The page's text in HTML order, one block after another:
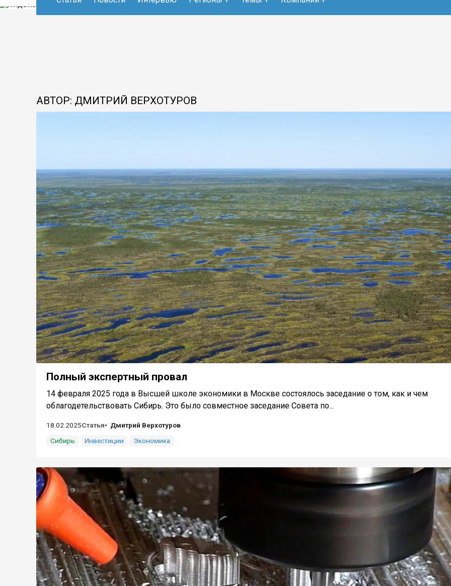
АВТОР: ДМИТРИЙ ВЕРХОТУРОВ
Полный экспертный провал
14 февраля 2025 года в Высшей школе экономики в Москве состоялось заседание о том, как и чем
облагодетельствовать Сибирь. Это было совместное заседание Совета по...
18.02.2025Статья
Дмитрий Верхотуров
Сибирь
Инвестиции Экономика